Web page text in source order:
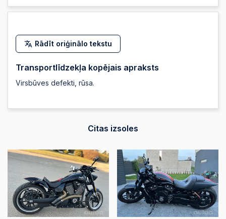
2026-07-08 19:01:26
2026-07-08 19:01:26
2026-07-08 19:01:26
Rādīt oriģinālo tekstu
Transportlīdzekļa kopējais apraksts
Virsbūves defekti, rūsa.
Citas izsoles